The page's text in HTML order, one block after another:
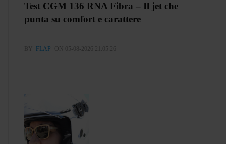
Test CGM 136 RNA Fibra – Il jet che
punta su comfort e carattere
BY FLAP ON 05-08-2026 21:05:26